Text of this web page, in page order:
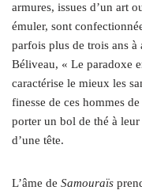
armures, issues d’un art
émuler, sont
parfois plus de trois ans
Béliveau, « Le paradoxe
caractérise le mieux les
finesse de ces hommes
porter un bol de thé à leur
d’une tête.
L’âme de Samouraïs